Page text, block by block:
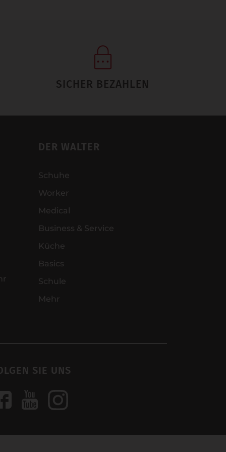
SICHER BEZAHLEN
DER WALTER
Schuhe
Worker
Medical
Business & Service
Küche
Basics
Schule
Mehr
SIE UNS